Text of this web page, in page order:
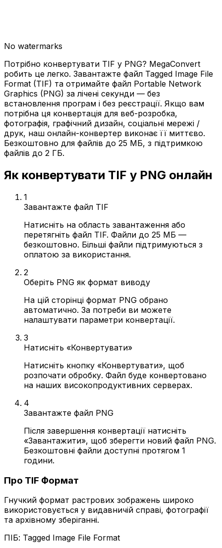
No watermarks
Потрібно конвертувати TIF у PNG? MegaConvert
робить це легко. Завантажте файл Tagged Image File
Format (TIF) та отримайте файл Portable Network
Graphics (PNG) за лічені секунди — без
встановлення програм і без реєстрації. Якщо вам
потрібна ця конвертація для веб-розробка,
фотографія, графічний дизайн, соціальні мережі /
друк, наш онлайн-конвертер виконає її миттєво.
Безкоштовно для файлів до 25 МБ, з підтримкою
файлів до 2 ГБ.
Як конвертувати TIF у PNG онлайн
1
Завантажте файл TIF
Натисніть на область завантаження або
перетягніть файл TIF. Файли до 25 МБ —
безкоштовно. Більші файли підтримуються з
оплатою за використання.
2
Оберіть PNG як формат виводу
На цій сторінці формат PNG обрано
автоматично. За потреби ви можете
налаштувати параметри конвертації.
3
Натисніть «Конвертувати»
Натисніть кнопку «Конвертувати», щоб
розпочати обробку. Файл буде конвертовано
на наших високопродуктивних серверах.
4
Завантажте файл PNG
Після завершення конвертації натисніть
«Завантажити», щоб зберегти новий файл PNG.
Безкоштовні файли доступні протягом 1
години.
Про TIF Формат
Гнучкий формат растрових зображень широко
використовується у видавничій справі, фотографії
та архівному зберіганні.
ПІБ: Tagged Image File Format